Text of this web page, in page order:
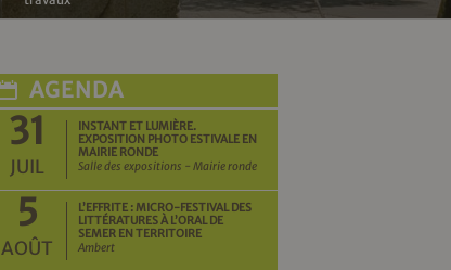
AGENDA
31
JUIL
INSTANT ET LUMIÈRE.
EXPOSITION PHOTO ESTIVALE EN
MAIRIE RONDE
Salle des expositions - Mairie ronde
5
AOÛT
L’EFFRITE : MICRO-FESTIVAL DES
LITTÉRATURES À L’ORAL DE
SEMER EN TERRITOIRE
Ambert